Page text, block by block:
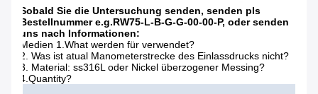
Sobald Sie die Untersuchung senden, senden pls
Bestellnummer e.g.RW75-L-B-G-G-00-00-P, oder senden
uns nach Informationen:
Medien 1.What werden für verwendet?
2. Was ist atual Manometerstrecke des Einlassdrucks nicht?
3. Material: ss316L oder Nickel überzogener Messing?
4.Quantity?